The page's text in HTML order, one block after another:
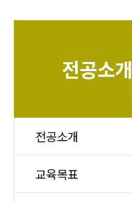
전공소개
전공소개
교육목표